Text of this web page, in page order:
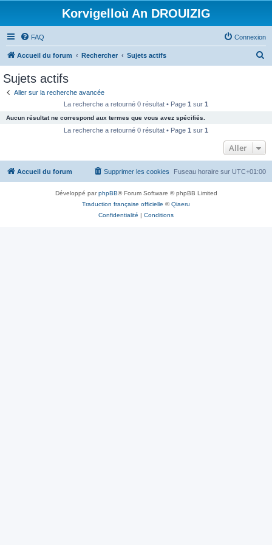
Korvigelloù An DROUIZIG
FAQ Connexion
Accueil du forum Rechercher Sujets actifs
c
e
Sujets actifs
Aller sur la recherche avancée
La recherche a retourné 0 résultat • Page 1 sur 1
Aucun résultat ne correspond aux termes que vous avez spécifiés.
La recherche a retourné 0 résultat • Page 1 sur 1
Aller
Accueil du forum Fuseau horaire sur UTC+01:00
Supprimer les cookies
Développé parphpBB® Forum Software © phpBB Limited
Traduction française officielle ©Qiaeru
Confidentialité | Conditions